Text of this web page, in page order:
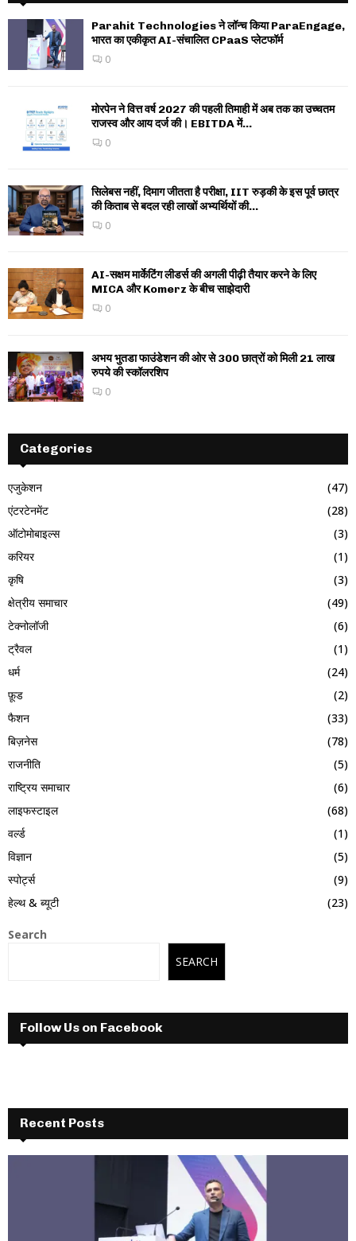
Parahit Technologies ने लॉन्च किया ParaEngage,
भारत का एकीकृत AI-संचालित CPaaS प्लेटफॉर्म
0
मोरपेन ने वित्त वर्ष 2027 की पहली तिमाही में अब तक का उच्चतम
राजस्व और आय दर्ज की। EBITDA में...
0
सिलेबस नहीं, दिमाग जीतता है परीक्षा, IIT रुड़की के इस पूर्व छात्र
की किताब से बदल रही लाखों अभ्यर्थियों की...
0
AI-सक्षम मार्केटिंग लीडर्स की अगली पीढ़ी तैयार करने के लिए
MICA और Komerz के बीच साझेदारी
0
अभय भुतडा फाउंडेशन की ओर से 300 छात्रों को मिली 21 लाख
रुपये की स्कॉलरशिप
0
Categories
एजुकेशन
(47)
एंटरटेनमेंट
(28)
ऑटोमोबाइल्स
(3)
करियर
(1)
कृषि
(3)
क्षेत्रीय समाचार
(49)
टेक्नोलॉजी
(6)
ट्रैवल
(1)
धर्म
(24)
फ़ूड
(2)
फैशन
(33)
बिज़नेस
(78)
राजनीति
(5)
राष्ट्रिय समाचार
(6)
लाइफस्टाइल
(68)
वर्ल्ड
(1)
विज्ञान
(5)
स्पोर्ट्स
(9)
हेल्थ & ब्यूटी
(23)
Search
SEARCH
Follow Us on Facebook
Recent Posts